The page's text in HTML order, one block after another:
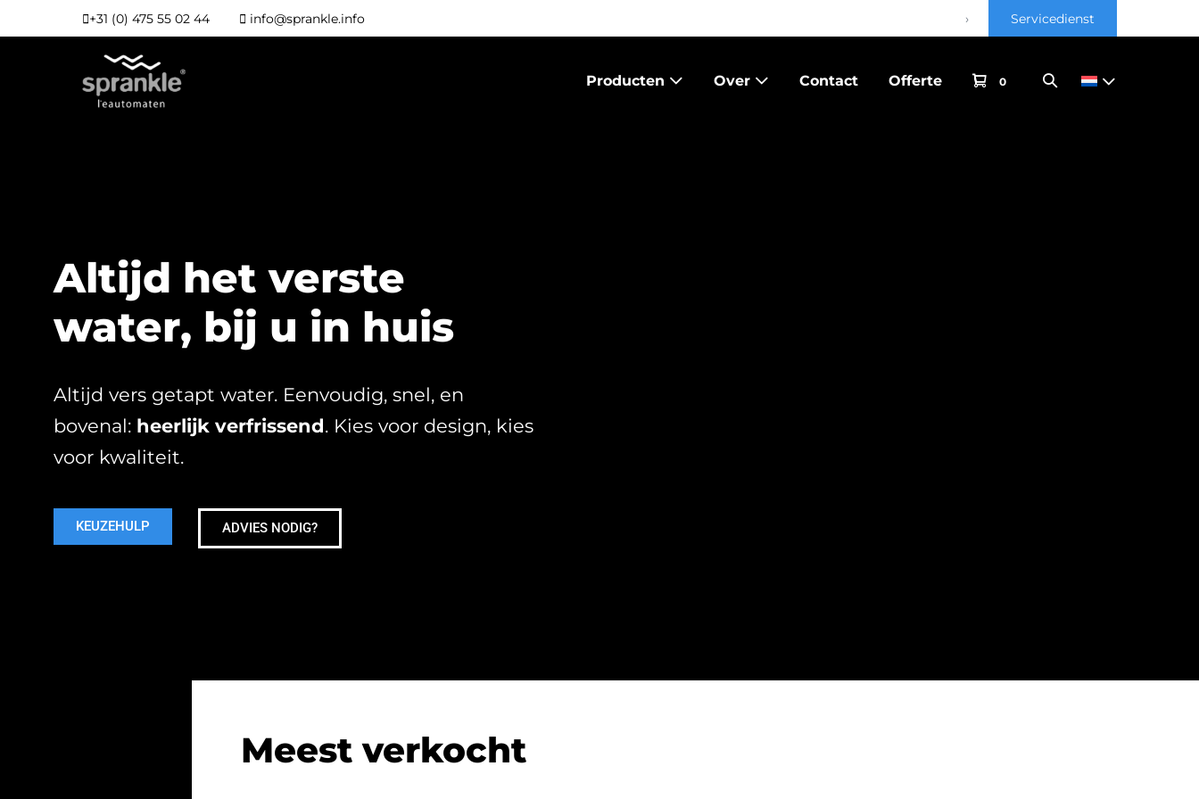
+31 (0) 475 55 02 44 info@sprankle.info › Servicedienst
Producten Over Contact Offerte 0
Altijd het verste
water, bij u in huis
Altijd vers getapt water. Eenvoudig, snel, en
bovenal: heerlijk verfrissend. Kies voor design, kies
voor kwaliteit.
KEUZEHULP ADVIES NODIG?
Meest verkocht